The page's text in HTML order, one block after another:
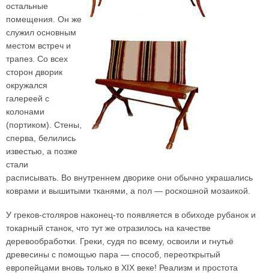
остальные
помещения. Он же
служил основным
местом встреч и
трапез. Со всех
сторон дворик
окружался
галереей с
колонами
(портиком). Стены,
сперва, белились
известью, а позже
стали
расписывать. Во внутреннем дворике они обычно украшались
коврами и вышитыми тканями, а пол — роскошной мозаикой.
У греков-столяров наконец-то появляется в обиходе рубанок и
токарный станок, что тут же отразилось на качестве
деревообработки. Греки, судя по всему, освоили и гнутьё
древесины с помощью пара — способ, переоткрытый
европейцами вновь только в XIX веке! Реализм и простота